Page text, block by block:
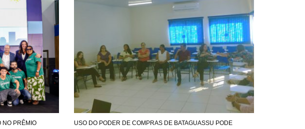
NO PRÊMIO USO DO PODER DE COMPRAS DE BATAGUASSU PODE